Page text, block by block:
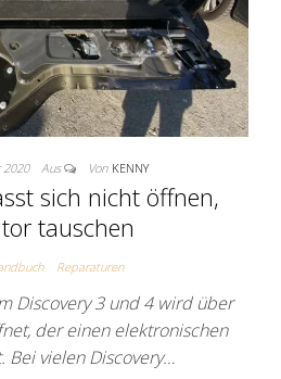
2020 Aus Von KENNY
sich nicht öffnen,
tauschen
Reparaturen
Discovery 3 und 4 wird über
der einen elektronischen
Bei vielen Discovery…